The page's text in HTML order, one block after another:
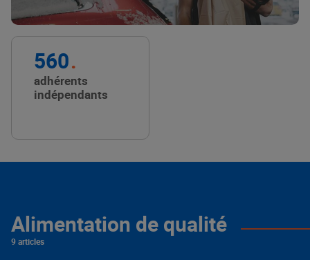
560
adhérents
indépendants
Alimentation de qualité
9 articles